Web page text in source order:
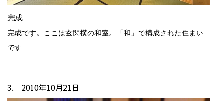
完成
完成です。ここは玄関横の和室。「和」で構成された住まい
です
3. 2010年10月21日